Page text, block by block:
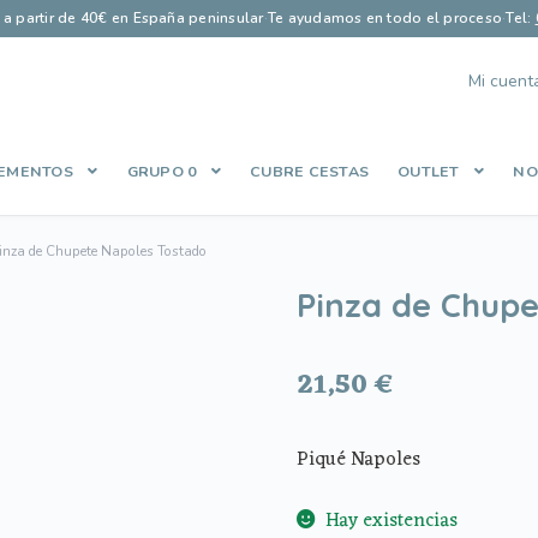
partir de 40€ en España peninsular·Te ayudamos en todo el proceso·Tel:
Mi
GRUPO 0 CUBRE CESTAS OUTLET
Qué opinan nuestros clientes Share Cart
de Chupete Napoles Tostado
Pinza de
21,50€
Piqué Napoles
Hay existencias